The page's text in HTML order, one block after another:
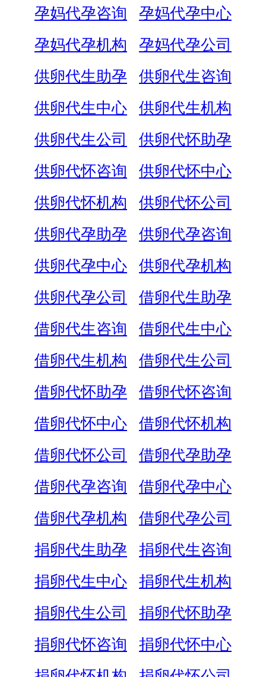
孕妈代孕咨询
孕妈代孕中心
孕妈代孕机构
孕妈代孕公司
供卵代生助孕
供卵代生咨询
供卵代生中心
供卵代生机构
供卵代生公司
供卵代怀助孕
供卵代怀咨询
供卵代怀中心
供卵代怀机构
供卵代怀公司
供卵代孕助孕
供卵代孕咨询
供卵代孕中心
供卵代孕机构
供卵代孕公司
借卵代生助孕
借卵代生咨询
借卵代生中心
借卵代生机构
借卵代生公司
借卵代怀助孕
借卵代怀咨询
借卵代怀中心
借卵代怀机构
借卵代怀公司
借卵代孕助孕
借卵代孕咨询
借卵代孕中心
借卵代孕机构
借卵代孕公司
捐卵代生助孕
捐卵代生咨询
捐卵代生中心
捐卵代生机构
捐卵代生公司
捐卵代怀助孕
捐卵代怀咨询
捐卵代怀中心